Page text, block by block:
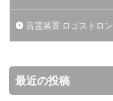
言霊装置 ロゴストロン
最近の投稿